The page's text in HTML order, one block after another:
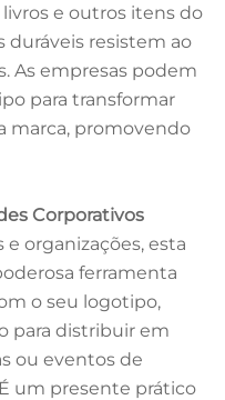
e outros itens do
duráveis resistem ao
As empresas podem
para transformar
marca, promovendo
Corporativos
organizações, esta
ferramenta
o seu logotipo,
para distribuir em
ou eventos de
um presente prático